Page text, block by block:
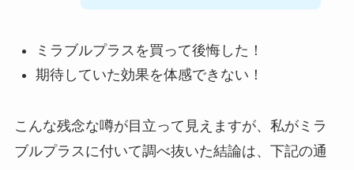
ミラブルプラスを買って後悔した！
期待していた効果を体感できない！
こんな残念な噂が目立って見えますが、私がミラ
ブルプラスに付いて調べ抜いた結論は、下記の通